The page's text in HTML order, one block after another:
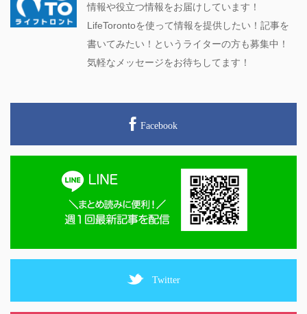
情報や役立つ情報をお届けしています！
LifeTorontoを使って情報を提供したい！記事を
書いてみたい！というライターの方も募集中！
気軽なメッセージをお待ちしてます！
Facebook
Twitter